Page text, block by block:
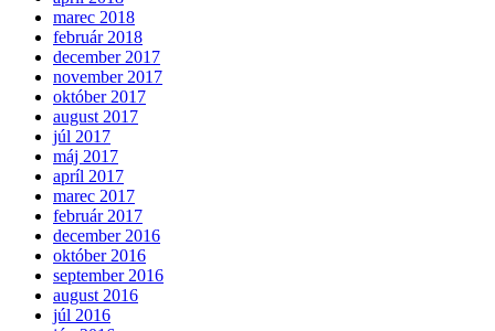
marec 2018
február 2018
december 2017
november 2017
október 2017
august 2017
júl 2017
máj 2017
apríl 2017
marec 2017
február 2017
december 2016
október 2016
september 2016
august 2016
júl 2016